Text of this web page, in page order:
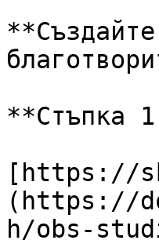
**Стъпка
​[https://
(https://
h/obs-